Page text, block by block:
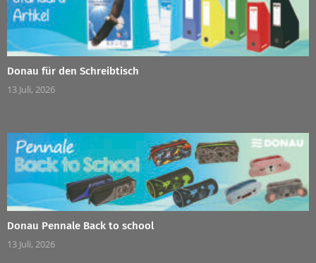
Donau für den Schreibtisch
13 Juli, 2026
Donau Pennale Back to school
13 Juli, 2026